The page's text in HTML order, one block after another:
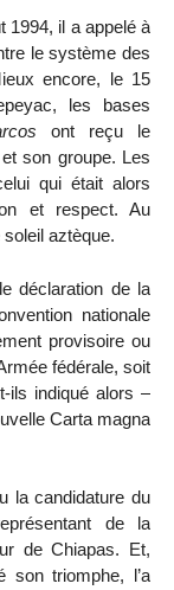
1994, il a appelé à
le système des
encore, le 15
les bases
ont reçu le
son groupe. Les
qui était alors
et respect. Au
aztèque.
déclaration de la
nationale
provisoire ou
fédérale, soit
ils indiqué alors –
Carta magna
la candidature du
de la
de Chiapas. Et,
son triomphe, l’a